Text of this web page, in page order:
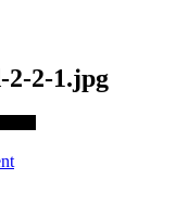
2-2-1.jpg
on